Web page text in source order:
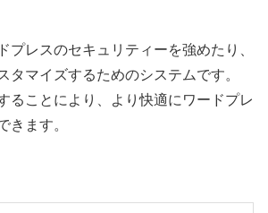
プレスのセキュリティーを強めたり、
タマイズするためのシステムです。
ることにより、より快適にワードプレ
きます。